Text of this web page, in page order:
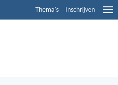
Thema's Inschrijven